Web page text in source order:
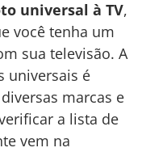
universal à TV,
você tenha um
sua televisão. A
universais é
marcas e
a lista de
vem na